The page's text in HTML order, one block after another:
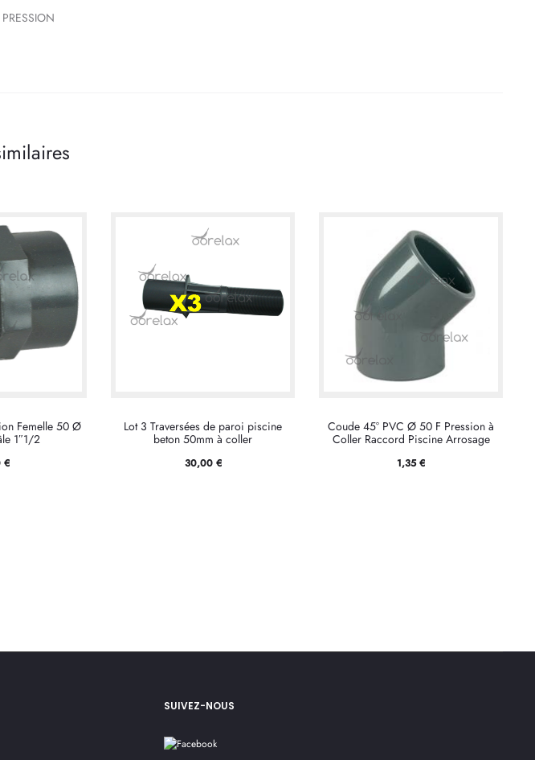
Femelle 50 Ø
1″1/2
€
Lot 3 Traversées de paroi piscine
beton 50mm à coller
30,00 €
Coude 45° PVC Ø 50 F Pression à
Coller Raccord Piscine Arrosage
1,35€
SUIVEZ-NOUS